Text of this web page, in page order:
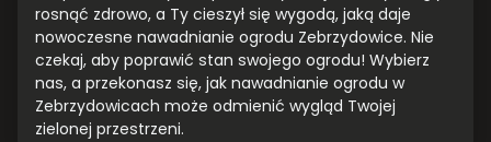
rosnąć zdrowo, a Ty cieszył się wygodą, jaką daje
nowoczesne nawadnianie ogrodu Zebrzydowice. Nie
czekaj, aby poprawić stan swojego ogrodu! Wybierz
nas, a przekonasz się, jak nawadnianie ogrodu w
Zebrzydowicach może odmienić wygląd Twojej
zielonej przestrzeni.